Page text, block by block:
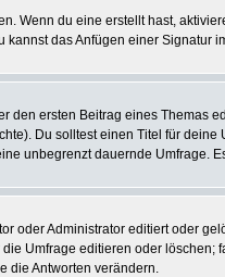
Wenn du eine erstellt hast,
das Anfügen einer
ersten Beitrag eines Themas
Du solltest einen Titel für
unbegrenzt dauernde Umfrage.
oder Administrator editiert oder
Umfrage editieren oder
die Antworten verändern.